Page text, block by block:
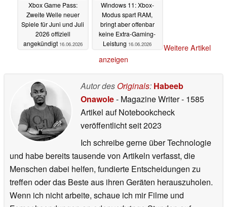
Xbox Game Pass:
Zweite Welle neuer
Spiele für Juni und Juli
2026 offiziell
angekündigt 16.06.2026
Windows 11: Xbox-
Modus spart RAM,
bringt aber offenbar
keine Extra-Gaming-
Leistung 16.06.2026
Weitere Artikel
anzeigen
Autor des Originals: Habeeb
Onawole- Magazine Writer- 1585
Artikel auf Notebookcheck
veröffentlichtseit 2023
Ich schreibe gerne über Technologie
und habe bereits tausende von Artikeln verfasst, die
Menschen dabei helfen, fundierte Entscheidungen zu
treffen oder das Beste aus ihren Geräten herauszuholen.
Wenn ich nicht arbeite, schaue ich mir Filme und